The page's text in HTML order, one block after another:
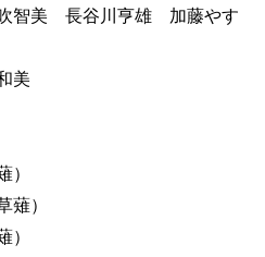
智美 長谷川亨雄 加藤やす
美
）
薙）
）